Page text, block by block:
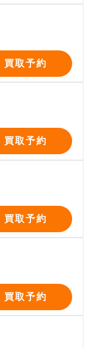
買取予約
買取予約
買取予約
買取予約